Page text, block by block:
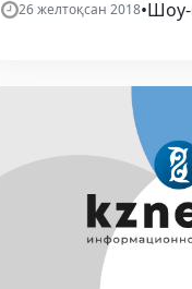
26 желтоқсан 2018•Шоу-